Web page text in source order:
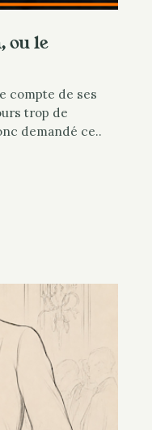
ou le
compte de ses
trop de
demandé ce..